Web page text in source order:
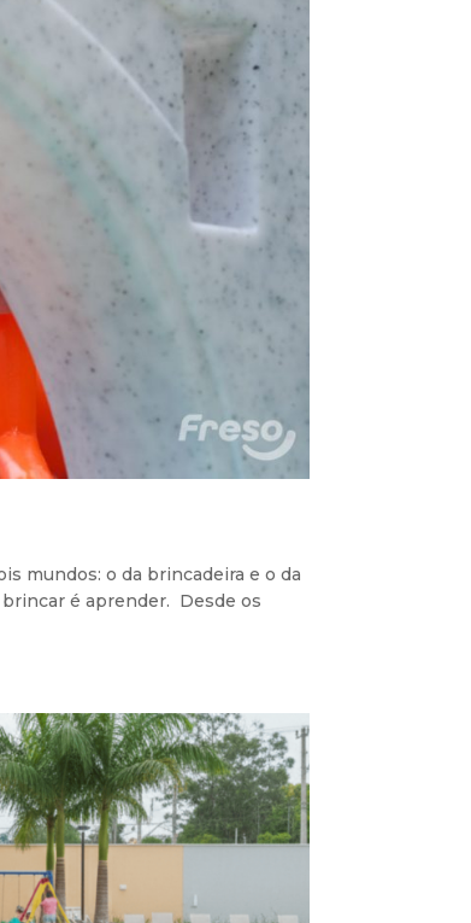
mundos: o da brincadeira e o da
brincar é aprender. Desde os